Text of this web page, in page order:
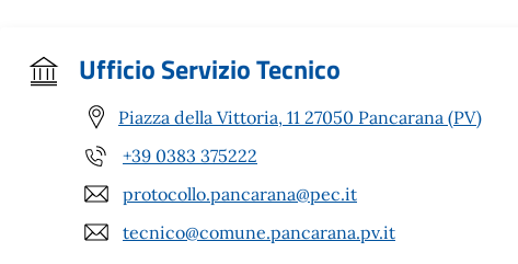
Ufficio Servizio Tecnico
Piazza della Vittoria, 11 27050 Pancarana (PV)
+39 0383 375222
protocollo.pancarana@pec.it
tecnico@comune.pancarana.pv.it